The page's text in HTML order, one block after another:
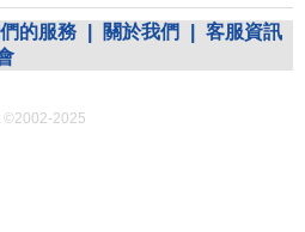
的服務 關於我們
客服資訊
©2002-2025